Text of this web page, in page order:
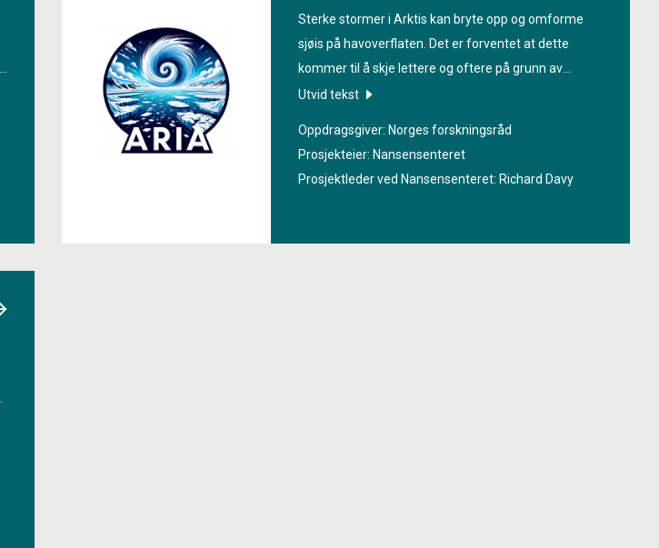
Sterke stormer i Arktis kan bryte opp og omforme
sjøis på havoverflaten. Det er forventet at dette
kommer til å skje lettere og oftere på grunn av
menneskeskapte klimaendringer og pågående
interactions in the new Arctic
» skal det forskes på
samspillet mellom luft, hav og sjøis og hvordan dette
kommer til å forandre seg i framtiden.
Utvid tekst
Oppdragsgiver: Norges forskningsråd
Prosjekteier: Nansensenteret
Prosjektleder ved Nansensenteret: Richard Davy